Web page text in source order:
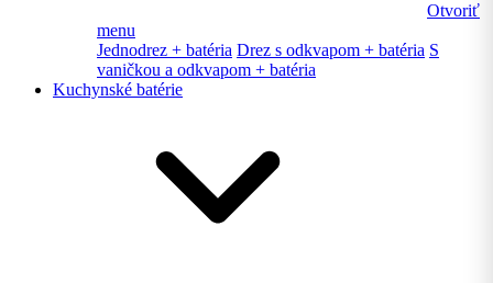
Otvoriť
menu
Jednodrez + batéria Drez s odkvapom + batéria S
vaničkou a odkvapom + batéria
Kuchynské batérie